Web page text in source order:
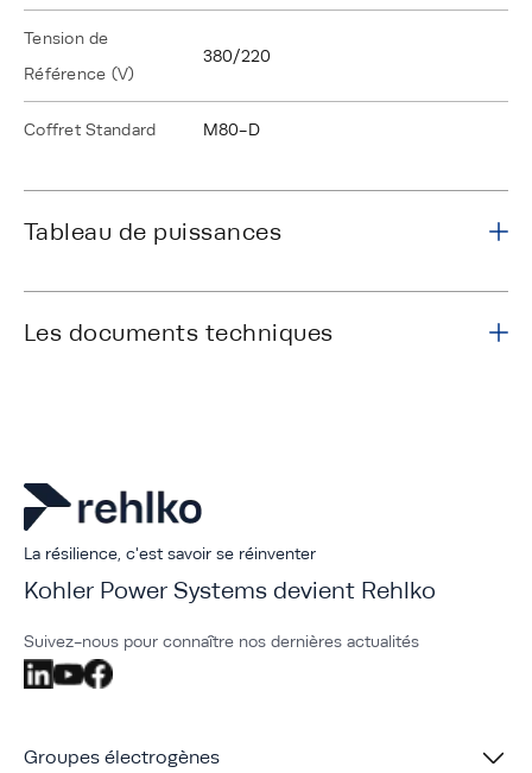
Tension de
Référence (V)
380/220
Coffret Standard M80-D
Tableau de puissances
Les documents techniques
La résilience, c'est savoir se réinventer
Kohler Power Systems devient Rehlko
Suivez-nous pour connaître nos dernières actualités
Groupes électrogènes